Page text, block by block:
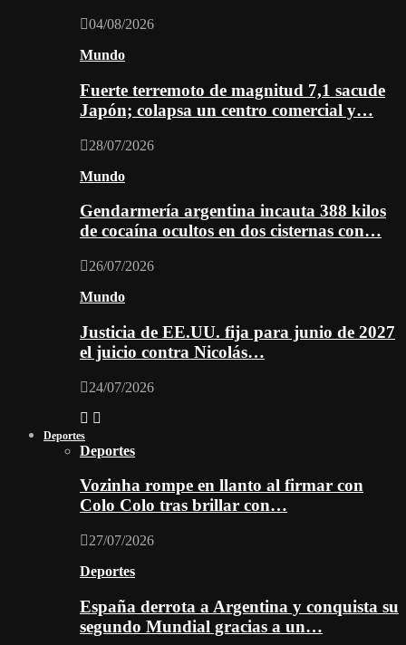
04/08/2026
Mundo
Fuerte terremoto de magnitud 7,1 sacude
Japón; colapsa un centro comercial y…
28/07/2026
Mundo
Gendarmería argentina incauta 388 kilos
de cocaína ocultos en dos cisternas con…
26/07/2026
Mundo
Justicia de EE.UU. fija para junio de 2027
el juicio contra Nicolás…
24/07/2026
Deportes
Deportes
Vozinha rompe en llanto al firmar con
Colo Colo tras brillar con…
27/07/2026
Deportes
España derrota a Argentina y conquista su
segundo Mundial gracias a un…